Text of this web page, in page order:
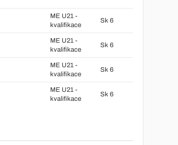
ME U21 -
kvalifikace
Sk 6
ME U21 -
kvalifikace
Sk 6
ME U21 -
kvalifikace
Sk 6
ME U21 -
kvalifikace
Sk 6